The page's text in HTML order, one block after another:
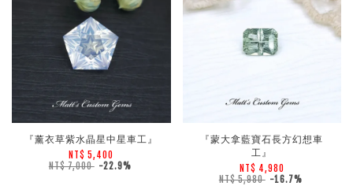
『薰衣草紫水晶星中星車工』
NT$ 5,400
NT$ 7,000 -22.9%
『蒙大拿藍寶石長方幻想車
工』
NT$ 4,980
NT$ 5,980 -16.7%